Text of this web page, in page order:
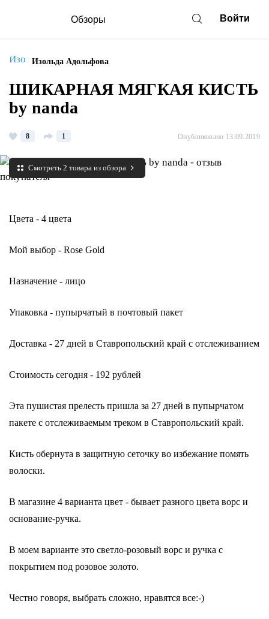
Обзоры Войти
Изольда Адольфова
ШИКАРНАЯ МЯГКАЯ КИСТЬ
by nanda
8 1 Опубликовано 13.09.2019
Смотреть 2 товара из обзора
Цвета - 4 цвета
Мой выбор - Rose Gold
Назначение - лицо
Упаковка - пупырчатый в почтовый пакет
Доставка - 27 дней в Ставропольский край с отслеживанием
Стоимость сегодня - 192 рублей
Эта пушистая прелесть пришла за 27 дней в пупырчатом
пакете с отслеживаемым треком в Ставропольский край.
Кисть обернута в защитную сеточку во избежание помять
волоски.
В магазине 4 варианта цвет - бывает разного цвета ворс и
основание-ручка.
В моем варианте это светло-розовый ворс и ручка с
покрытием под розовое золото.
Честно говоря, выбрать сложно, нравятся все:-)